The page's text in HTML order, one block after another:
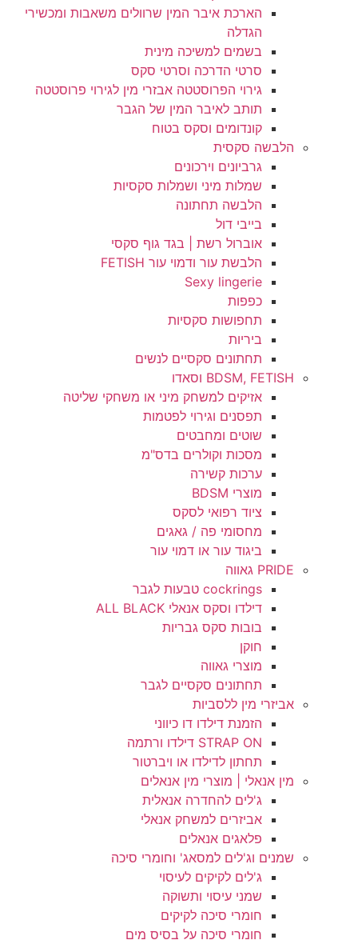
הארכת איבר המין שרוולים משאבות ומכשירי
הגדלה
בשמים למשיכה מינית
סרטי הדרכה וסרטי סקס
גירוי הפרוסטטה אבזרי מין לגירוי פרוסטטה
תותב לאיבר המין של הגבר
קונדומים וסקס בטוח
הלבשה סקסית
גרביונים וירכונים
שמלות מיני ושמלות סקסיות
הלבשה תחתונה
בייבי דול
אוברול רשת | בגד גוף סקסי
הלבשת עור ודמוי עור FETISH
Sexy lingerie
כפפות
תחפושות סקסיות
ביריות
תחתונים סקסיים לנשים
BDSM, FETISH וסאדו
אזיקים למשחק מיני או משחקי שליטה
תפסנים וגירוי לפטמות
שוטים ומחבטים
מסכות וקולרים בדס"מ
ערכות קשירה
מוצרי BDSM
ציוד רפואי לסקס
מחסומי פה / גאגים
ביגוד עור או דמוי עור
PRIDE גאווה
cockrings טבעות לגבר
דילדו וסקס אנאלי ALL BLACK
בובות סקס גבריות
חוקן
מוצרי גאווה
תחתונים סקסיים לגבר
אביזרי מין ללסביות
הזמנת דילדו דו כיווני
STRAP ON דילדו ורתמה
תחתון לדילדו או ויברטור
מין אנאלי | מוצרי מין אנאלים
ג'לים להחדרה אנאלית
אביזרים למשחק אנאלי
פלאגים אנאלים
שמנים וג'לים למסאג' וחומרי סיכה
ג'לים לקיקים לעיסוי
שמני עיסוי ותשוקה
חומרי סיכה לקיקים
חומרי סיכה על בסיס מים